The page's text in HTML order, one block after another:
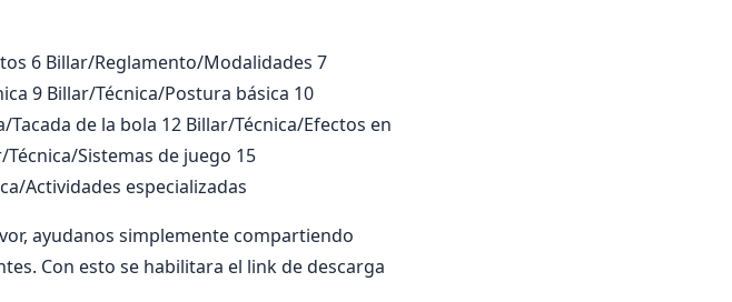
6 Billar/Reglamento/Modalidades 7
9 Billar/Técnica/Postura básica 10
de la bola 12 Billar/Técnica/Efectos en
Sistemas de juego 15
Actividades especializadas
ayudanos simplemente compartiendo
Con esto se habilitara el link de descarga